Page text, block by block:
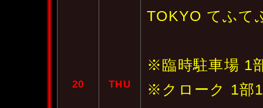
20 THU
TOKYO てふて
※臨時駐車場 1
※クローク 1部